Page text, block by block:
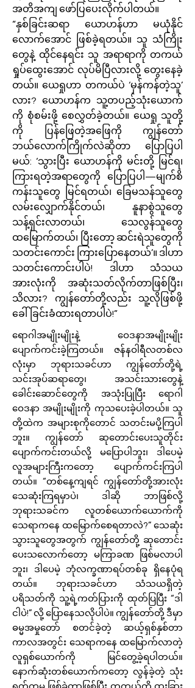
အတိအကျ ဖော်ပြပေးလိုက်ပါတယ်။
“နှစ်ခြင်းဆရာ ယောဟန်ဟာ မယုံနိုင်
လောက်အောင် ဖြစ်ခဲ့ရတယ်။ သူ သံကြိုး
တွေနဲ့ ထိုင်နေရင်း သူ အရာရာကို တကယ်
ရှုပ်ထွေးအောင် လုပ်မိပြီလားလို့ တွေးနေခဲ့
တယ်။ ယေရှုဟာ တကယ်ပဲ ‘မှန်ကန်တဲ့သူ’
လား? ယောဟန်က သူ့တပည့်သုံးယောက်
ကို စုံစမ်းဖို့ စေလွှတ်ခဲ့တယ်။ ယေရှု သူတို့
ကို ပြန်ဖြေတဲ့အဖြေကို ကျွန်တော်
ဘယ်လောက်ကြိုက်လဲဆိုတာ ပြောပြပါ
မယ်: ‘သွားပြီး ယောဟန်ကို မင်းတို့ မြင်ရ၊
ကြားရတဲ့အရာတွေကို ပြောပြပါ—မျက်စိ
ကန်းသူတွေ မြင်ရတယ်၊ ခြေမသန်သူတွေ
လမ်းလျှောက်နိုင်တယ်၊ နူနာစွဲသူတွေ
သန့်ရှင်းလာတယ်၊ သေလွန်သူတွေ
ထမြောက်တယ်၊ ပြီးတော့ ဆင်းရဲသူတွေကို
သတင်းကောင်း ကြားပြောနေတယ်’။ ဒါဟာ
သတင်းကောင်းပါပဲ! ဒါဟာ သံသယ
အားလုံးကို အဆုံးသတ်လိုက်တာဖြစ်ပြီး၊
သိလား? ကျွန်တော်တို့လည်း သူ့လိုဖြစ်ဖို့
ခေါ်ခြင်းခံထားရတာပါပဲ!”
ရောဂါအမျိုးမျိုးနဲ့ ဝေဒနာအမျိုးမျိုး
ပျောက်ကင်းခဲ့ကြတယ်။ ဇန်နဝါရီလတစ်လ
လုံးမှာ ဘုရားသခင်ဟာ ကျွန်တော်တို့ရဲ့
သင်းအုပ်ဆရာတွေ၊ အသင်းသားတွေနဲ့
ခေါင်းဆောင်တွေကို အသုံးပြုပြီး ရောဂါ
ဝေဒနာ အမျိုးမျိုးကို ကုသပေးခဲ့ပါတယ်။ သူ
တို့ထဲက အများစုကိုတောင် သတင်းမပို့ကြပါ
ဘူး။ ကျွန်တော် ဆုတောင်းပေးသူတိုင်း
ပျောက်ကင်းတယ်လို့ မပြောပါဘူး၊ ဒါပေမဲ့
လူအများကြီးကတော့ ပျောက်ကင်းကြပါ
တယ်။ “တစ်နေ့ကျရင် ကျွန်တော်တို့အားလုံး
သေဆုံးကြရမှာပဲ၊ ဒါဆို ဘာဖြစ်လို့
ဘုရားသခင်က လူတစ်ယောက်ယောက်ကို
သေရာကနေ ထမြောက်စေရတာလဲ?” သေဆုံး
သွားသူတွေအတွက် ကျွန်တော်တို့ ဆုတောင်း
ပေးသလောက်တော့ မကြာခဏ ဖြစ်မလာပါ
ဘူး၊ ဒါပေမဲ့ ဘုံလက္ခဏာရပ်တစ်ခု ရှိနေပုံရ
တယ်။ ဘုရားသခင်ဟာ သံသယရှိတဲ့
ပရိသတ်ကို သူ့ရဲ့ကတ်ပြားကို ထုတ်ပြပြီး “ဒါ
ငါပဲ!” လို့ ပြောနေသလိုပါပဲ။ ကျွန်တော်တို့ ဒီမှာ
ဓမ္မအမှုတော် စတင်ခဲ့တဲ့ ဆယ့်ရှစ်နှစ်တာ
ကာလအတွင်း သေရာကနေ ထမြောက်လာတဲ့
လူရှစ်ယောက်ကို မြင်တွေ့ခဲ့ရပါတယ်။
နောက်ဆုံးတစ်ယောက်ကတော့ လွန်ခဲ့တဲ့ သုံး